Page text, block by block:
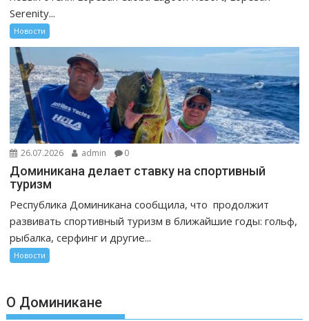
Serenity...
Новости
26.07.2026 admin 0
Доминикана делает ставку на спортивный
туризм
Республика Доминикана сообщила, что продолжит
развивать спортивный туризм в ближайшие годы: гольф,
рыбалка, серфинг и другие...
Новости
О Доминикане